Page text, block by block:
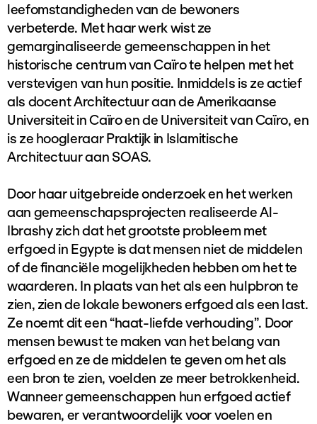
leefomstandigheden van de bewoners
verbeterde. Met haar werk wist ze
gemarginaliseerde gemeenschappen in het
historische centrum van Caïro te helpen met het
verstevigen van hun positie. Inmiddels is ze actief
als docent Architectuur aan de Amerikaanse
Universiteit in Caïro en de Universiteit van Caïro, en
is ze hoogleraar Praktijk in Islamitische
Architectuur aan SOAS.
Door haar uitgebreide onderzoek en het werken
aan gemeenschapsprojecten realiseerde Al-
Ibrashy zich dat het grootste probleem met
erfgoed in Egypte is dat mensen niet de middelen
of de financiële mogelijkheden hebben om het te
waarderen. In plaats van het als een hulpbron te
zien, zien de lokale bewoners erfgoed als een last.
Ze noemt dit een “haat-liefde verhouding”. Door
mensen bewust te maken van het belang van
erfgoed en ze de middelen te geven om het als
een bron te zien, voelden ze meer betrokkenheid.
Wanneer gemeenschappen hun erfgoed actief
bewaren, er verantwoordelijk voor voelen en